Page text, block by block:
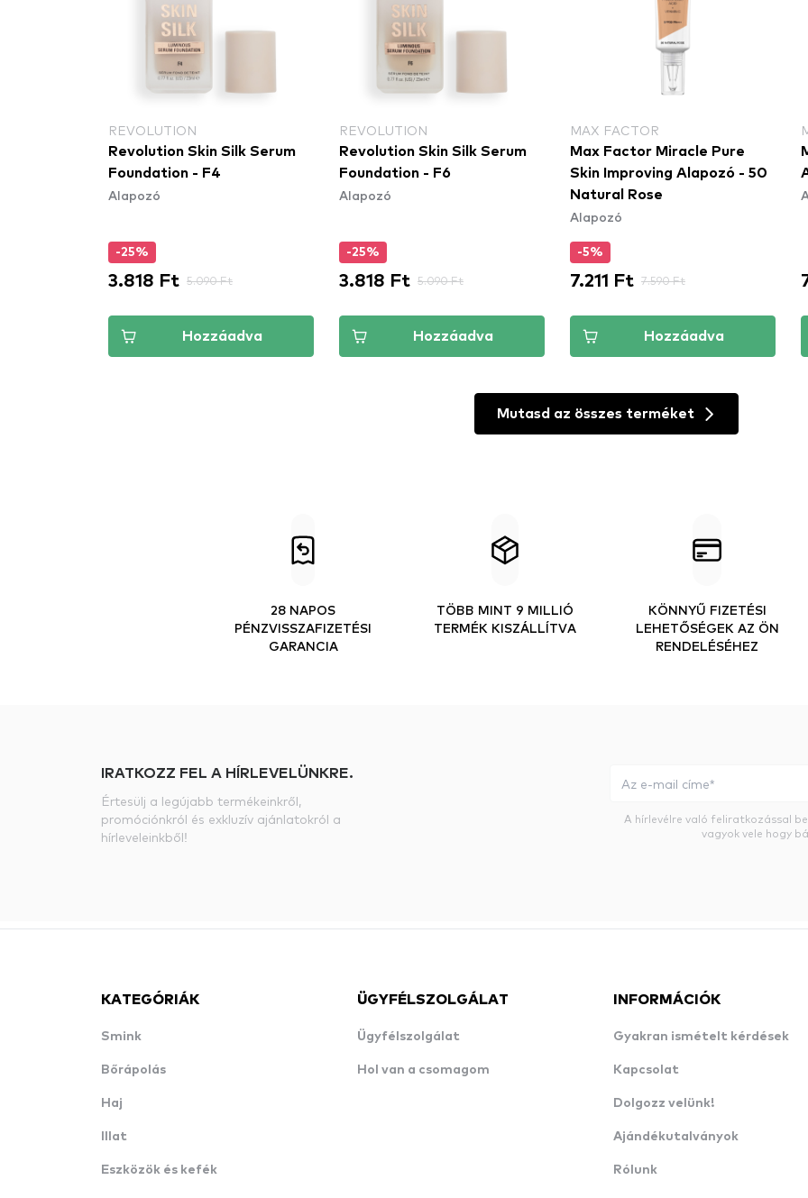
REVOLUTION
Revolution Skin Silk Serum
Foundation - F4
Alapozó
-25%
3.818 Ft 5.090 Ft
Hozzáadva
REVOLUTION
Revolution Skin Silk Serum
Foundation - F6
Alapozó
-25%
3.818 Ft 5.090 Ft
Hozzáadva
MAX FACTOR
Max Factor Miracle Pure
Skin Improving Alapozó - 50
Natural Rose
Alapozó
-5%
7.211 Ft 7.590 Ft
Hozzáadva
Mutasd az összes terméket
28 NAPOS
PÉNZVISSZAFIZETÉSI
GARANCIA
TÖBB MINT 9 MILLIÓ
TERMÉK KISZÁLLÍTVA
KÖNNYŰ FIZETÉSI
LEHETŐSÉGEK AZ ÖN
RENDELÉSÉHEZ
IRATKOZZ FEL A HÍRLEVELÜNKRE.
Értesülj a legújabb termékeinkről,
promóciónkról és exkluzív ajánlatokról a
hírleveleinkből!
A hírlevélre való feliratkozással
vagyok vele hogy
KATEGÓRIÁK
Smink
Bőrápolás
Haj
Illat
Eszközök és kefék
ÜGYFÉLSZOLGÁLAT
Ügyfélszolgálat
Hol van a csomagom
INFORMÁCIÓK
Gyakran ismételt kérdések
Kapcsolat
Dolgozz velünk!
Ajándékutalványok
Rólunk